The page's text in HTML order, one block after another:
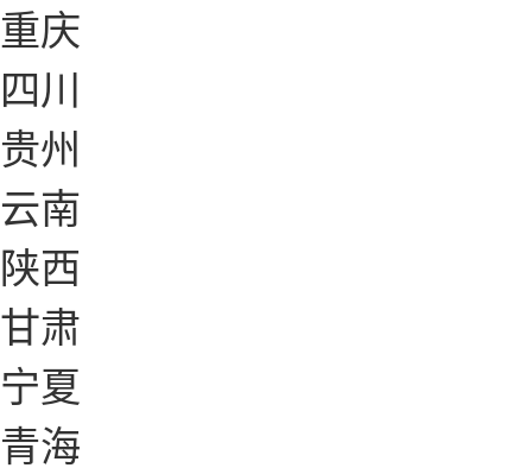
重庆
四川
贵州
云南
陕西
甘肃
宁夏
青海